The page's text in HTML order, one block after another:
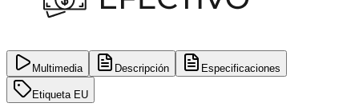
Multimedia Descripción Especificaciones
Etiqueta EU